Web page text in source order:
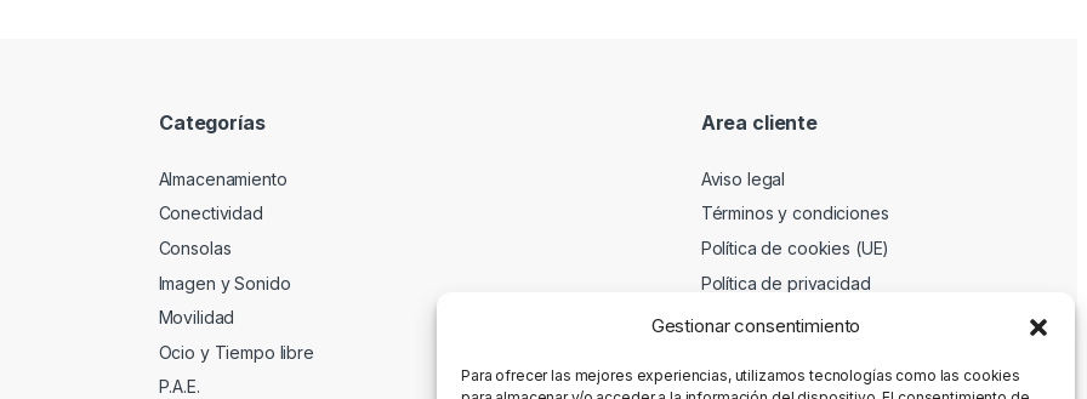
Gestionar consentimiento
Para ofrecer las mejores experiencias, utilizamos tecnologías como las cookies
Categorías
Almacenamiento
Conectividad
Consolas
Imagen y Sonido
Movilidad
Ocio y Tiempo libre
P.A.E.
Area cliente
Aviso legal
Términos y condiciones
Política de cookies (UE)
Política de privacidad